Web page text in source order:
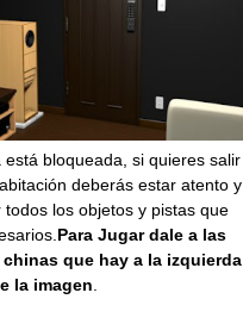
está bloqueada, si quieres salir
deberás estar atento y
todos los objetos y pistas que
Para Jugar dale a las
chinas que hay a la izquierda
la imagen.